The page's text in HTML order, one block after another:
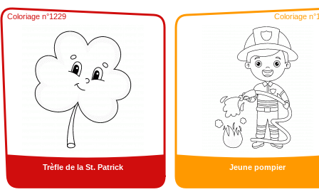
Coloriage n°1229
Trèfle de la St. Patrick
Coloriage
Jeune pompier